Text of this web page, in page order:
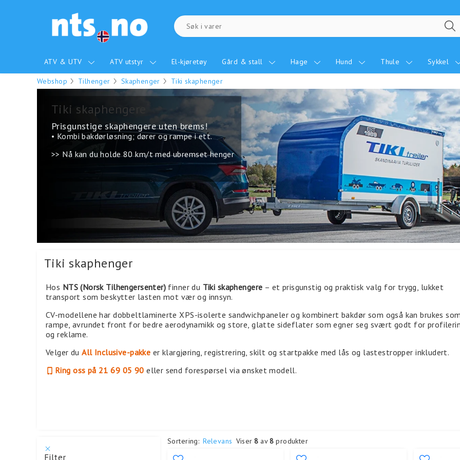
ATV & UTV ATV utstyr El-kjøretøy Gård & stall Hage Hund Thule Sykkel
Webshop Tilhenger Skaphenger Tiki skaphenger
Tiki skaphengere
Prisgunstige skaphengere uten brems!
• Kombi bakdørløsning; dører og rampe i ett.
>> Nå kan du holde 80 km/t med ubremset henger
Tiki skaphenger
Hos NTS (Norsk Tilhengersenter) finner du Tiki skaphengere – et prisgunstig og praktisk valg for trygg, lukket
transport som beskytter lasten mot vær og innsyn.
CV-modellene har dobbeltlaminerte XPS-isolerte sandwichpaneler og kombinert bakdør som også kan brukes
rampe, avrundet front for bedre aerodynamikk og store, glatte sideflater som egner seg svært godt for
og reklame.
Velger duAll Inclusive-pakke er klargjøring, registrering, skilt og startpakke med lås og lastestropper inkludert.
Ring oss på 21 69 05 90 eller send forespørsel via ønsket modell.
Filter
Sortering: Relevans Viser 8 av8 produkter